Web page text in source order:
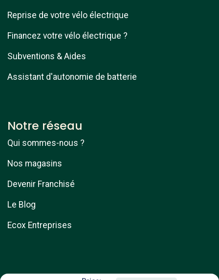
Reprise de votre vélo électrique
Financez votre vélo électrique ?
Subventions & Aides
Assistant d'autonomie de batterie
Notre réseau
Qui sommes-nous ?
Nos magasins
Devenir Franchisé
Le Blog
Ecox Entreprises